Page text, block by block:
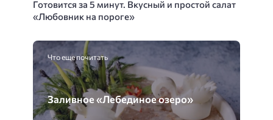
Готовится за 5 минут. Вкусный и простой салат
«Любовник на пороге»
Что еще почитать
Заливное «Лебединое озеро»